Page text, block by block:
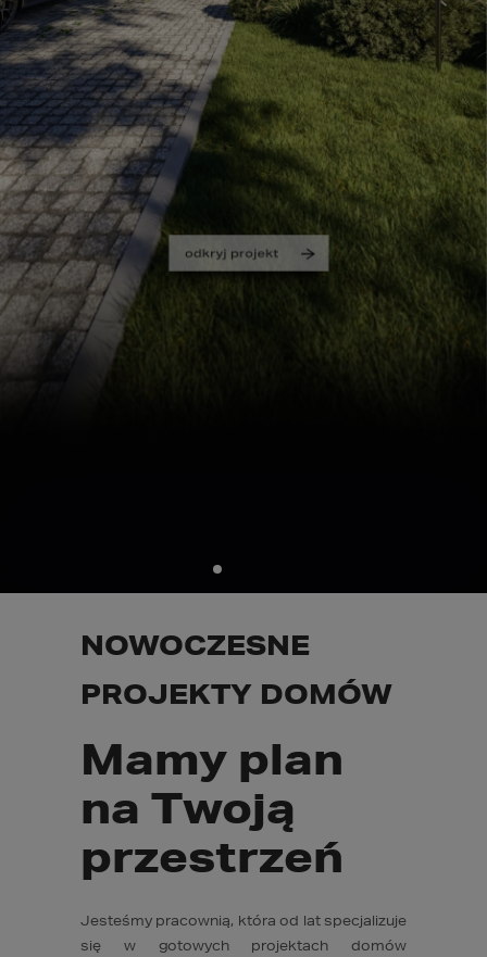
NOWOCZESNE
PROJEKTY DOMÓW
Mamy plan
na Twoją
przestrzeń
Jesteśmy pracownią, która od lat specjalizuje
się w gotowych projektach domów